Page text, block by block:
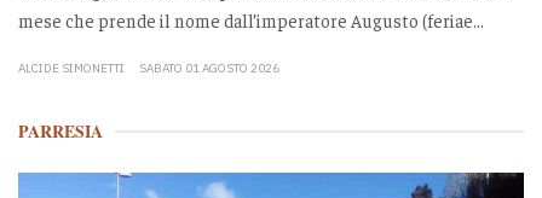
mese che prende il nome dall’imperatore Augusto (feriae...
ALCIDE SIMONETTI SABATO 01 AGOSTO 2026
PARRESIA